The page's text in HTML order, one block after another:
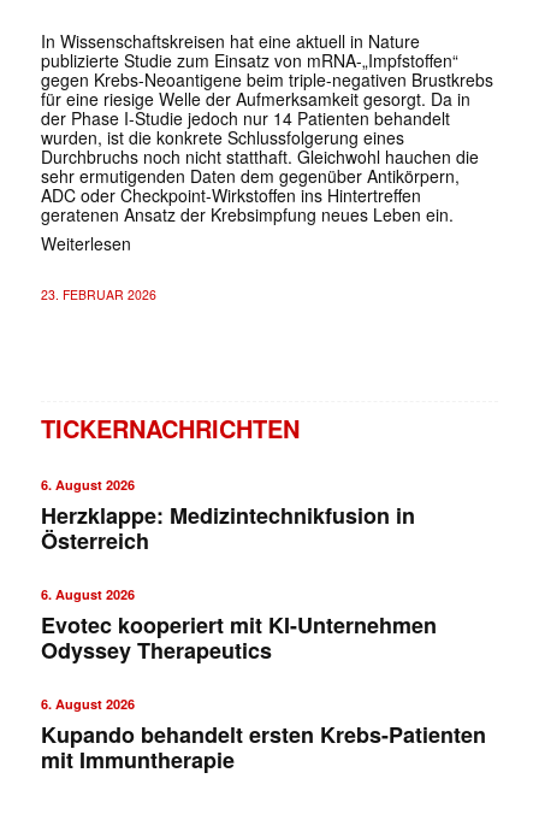
In Wissenschaftskreisen hat eine aktuell in Nature
publizierte Studie zum Einsatz von mRNA-„Impfstoffen“
gegen Krebs-Neoantigene beim triple-negativen Brustkrebs
für eine riesige Welle der Aufmerksamkeit gesorgt. Da in
der Phase I-Studie jedoch nur 14 Patienten behandelt
wurden, ist die konkrete Schlussfolgerung eines
Durchbruchs noch nicht statthaft. Gleichwohl hauchen die
sehr ermutigenden Daten dem gegenüber Antikörpern,
ADC oder Checkpoint-Wirkstoffen ins Hintertreffen
geratenen Ansatz der Krebsimpfung neues Leben ein.
Weiterlesen
23. FEBRUAR 2026
TICKERNACHRICHTEN
6. August 2026
Herzklappe: Medizintechnikfusion in
Österreich
6. August 2026
Evotec kooperiert mit KI-Unternehmen
Odyssey Therapeutics
6. August 2026
Kupando behandelt ersten Krebs-Patienten
mit Immuntherapie